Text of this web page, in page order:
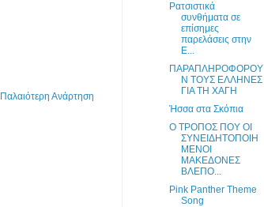
Παλαιότερη Ανάρτηση
Ρατσιστικά
συνθήματα σε
επίσημες
παρελάσεις στην
Ε...
ΠΑΡΑΠΛΗΡΟΦΟΡΟΥ
Ν ΤΟΥΣ ΕΛΛΗΝΕΣ
ΓΙΑ ΤΗ ΧΑΓΗ
Ήσσα στα Σκόπια
Ο ΤΡΟΠΟΣ ΠΟΥ ΟΙ
ΣΥΝΕΙΔΗΤΟΠΟΙΗ
ΜΕΝΟΙ
ΜΑΚΕΔΟΝΕΣ
ΒΛΕΠΟ...
Pink Panther Theme
Song